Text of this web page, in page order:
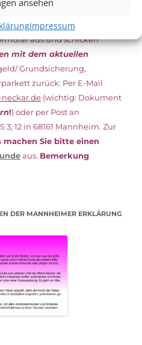
Impressum
auch digital beantragen.
aus und schicken
mit dem aktuellen
Grundsicherung,
zurück: Per E-Mail
(wichtig: Dokument
!) oder per Post an
12 in 68161 Mannheim. Zur
Sie bitte einen
aus. Bemerkung
DER MANNHEIMER ERKLÄRUNG